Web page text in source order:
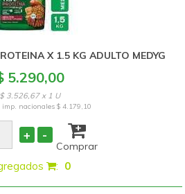
X 1.5 KG ADULTO MEDYG
5.290,00
$ 3.526,67 x 1 U
imp. nacionales$ 4.179,10
+ -
Comprar
: 0